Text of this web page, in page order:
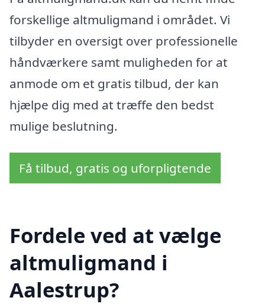
forskellige altmuligmand i området. Vi
tilbyder en oversigt over professionelle
håndværkere samt muligheden for at
anmode om et gratis tilbud, der kan
hjælpe dig med at træffe den bedst
mulige beslutning.
Få tilbud, gratis og uforpligtende
Fordele ved at vælge
altmuligmand i
Aalestrup?